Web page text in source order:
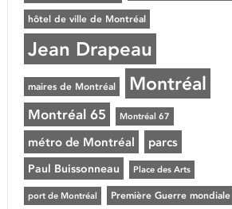
hôtel de ville de Montréal
Jean Drapeau
maires de Montréal Montréal
Montréal 65 Montréal 67
métro de Montréal parcs
Paul Buissonneau Place des Arts
port de Montréal Première Guerre mondiale